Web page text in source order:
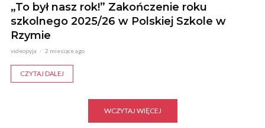
„To był nasz rok!” Zakończenie roku
szkolnego 2025/26 w Polskiej Szkole w
Rzymie
videopyja 2 miesiące ago
CZYTAJ DALEJ
WCZYTAJ WIĘCEJ